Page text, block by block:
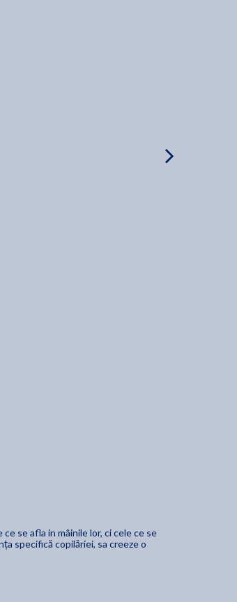
se afla in mâinile lor, ci cele ce se
specifică copilăriei, sa creeze o